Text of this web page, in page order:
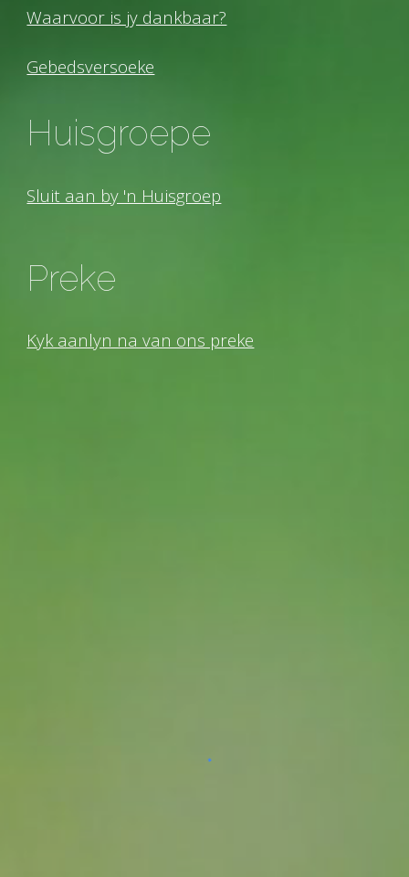
Waarvoor is jy dankbaar?
Gebedsversoeke
Huisgroepe
Sluit aan by 'n Huisgroep
Preke
Kyk aanlyn na van ons preke